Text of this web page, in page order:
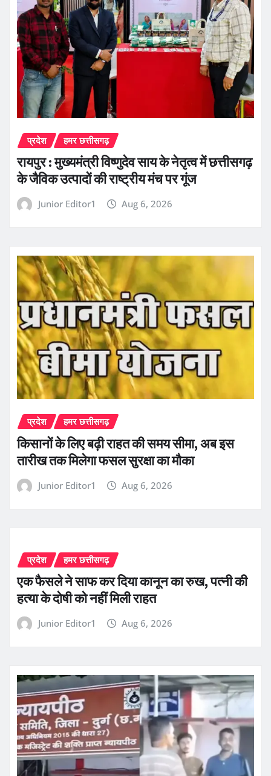
प्रदेश हमर छत्तीसगढ़
रायपुर : मुख्यमंत्री विष्णुदेव साय के नेतृत्व में छत्तीसगढ़
के जैविक उत्पादों की राष्ट्रीय मंच पर गूंज
Junior Editor1 Aug 6, 2026
प्रदेश हमर छत्तीसगढ़
किसानों के लिए बढ़ी राहत की समय सीमा, अब इस
तारीख तक मिलेगा फसल सुरक्षा का मौका
Junior Editor1 Aug 6, 2026
प्रदेश हमर छत्तीसगढ़
एक फैसले ने साफ कर दिया कानून का रुख, पत्नी की
हत्या के दोषी को नहीं मिली राहत
Junior Editor1 Aug 6, 2026